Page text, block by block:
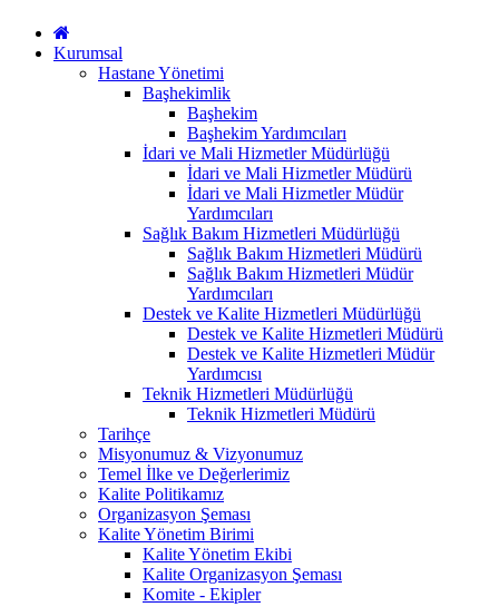
Kurumsal
Hastane Yönetimi
Başhekimlik
Başhekim
Başhekim Yardımcıları
İdari ve Mali Hizmetler Müdürlüğü
İdari ve Mali Hizmetler Müdürü
İdari ve Mali Hizmetler Müdür
Yardımcıları
Sağlık Bakım Hizmetleri Müdürlüğü
Sağlık Bakım Hizmetleri Müdürü
Sağlık Bakım Hizmetleri Müdür
Yardımcıları
Destek ve Kalite Hizmetleri Müdürlüğü
Destek ve Kalite Hizmetleri Müdürü
Destek ve Kalite Hizmetleri Müdür
Yardımcısı
Teknik Hizmetleri Müdürlüğü
Teknik Hizmetleri Müdürü
Tarihçe
Misyonumuz & Vizyonumuz
Temel İlke ve Değerlerimiz
Kalite Politikamız
Organizasyon Şeması
Kalite Yönetim Birimi
Kalite Yönetim Ekibi
Kalite Organizasyon Şeması
Komite - Ekipler